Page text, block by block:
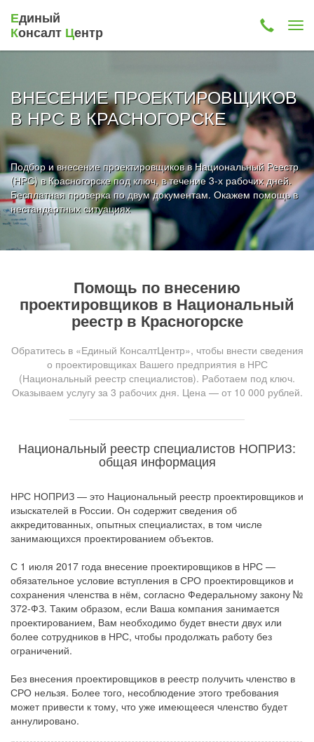
Единый
Консалт Центр
ВНЕСЕНИЕ ПРОЕКТИРОВЩИКОВ
В НРС В КРАСНОГОРСКЕ
Подбор и внесение проектировщиков в Национальный Реестр
(НРС) в Красногорске под ключ, в течение 3-х рабочих дней.
Бесплатная проверка по двум документам. Окажем помощь в
нестандартных ситуациях
Помощь по внесению
проектировщиков в Национальный
реестр в Красногорске
Обратитесь в «Единый КонсалтЦентр», чтобы внести сведения
о проектировщиках Вашего предприятия в НРС
(Национальный реестр специалистов). Работаем под ключ.
Оказываем услугу за 3 рабочих дня. Цена — от 10 000 рублей.
Национальный реестр специалистов НОПРИЗ:
общая информация
НРС НОПРИЗ — это Национальный реестр проектировщиков и
изыскателей в России. Он содержит сведения об
аккредитованных, опытных специалистах, в том числе
занимающихся проектированием объектов.
С 1 июля 2017 года внесение проектировщиков в НРС —
обязательное условие вступления в СРО проектировщиков и
сохранения членства в нём, согласно Федеральному закону №
372-ФЗ. Таким образом, если Ваша компания занимается
проектированием, Вам необходимо будет внести двух или
более сотрудников в НРС, чтобы продолжать работу без
ограничений.
Без внесения проектировщиков в реестр получить членство в
СРО нельзя. Более того, несоблюдение этого требования
может привести к тому, что уже имеющееся членство будет
аннулировано.